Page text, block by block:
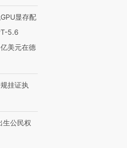
显存配
5.6
美元在德
挂证执
生公民权